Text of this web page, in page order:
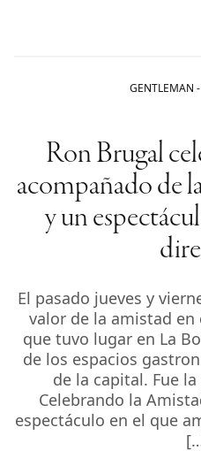
GENTLEMAN -
Ron Brugal
acompañado de
y un
El pasado jueves y
valor de la amistad en
que tuvo lugar en La
de los espacios
de la capital. Fue
Celebrando la
espectáculo en el que